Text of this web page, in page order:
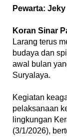
Pewarta:
‎Koran Sinar
Larang terus
budaya dan
awal bulan
Suryalaya.
‎Kegiatan
pelaksanaan
lingkungan
(3/1/2026),